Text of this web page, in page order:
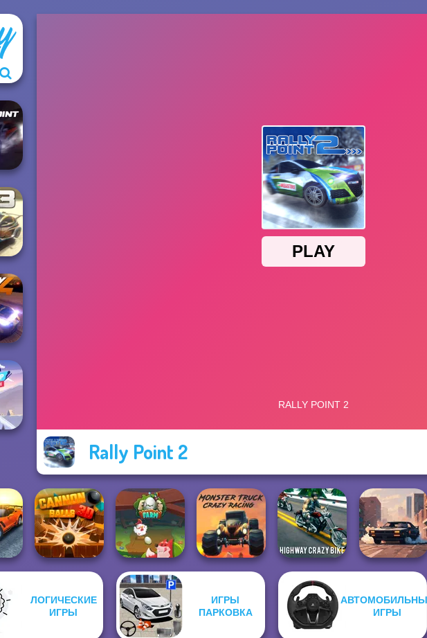
Rally Point 2
3
Cannon Balls 3D Egg Farm
Monster Truck
Crazy Racing
Highway Crazy
Bike
City Rider
ЛОГИЧЕСКИЕ
ИГРЫ
ИГРЫ
ПАРКОВКА
ИГРЫ